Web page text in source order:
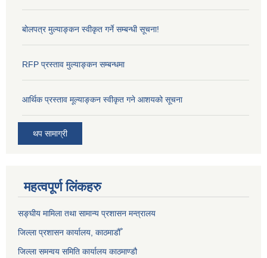
बोलपत्र मुल्याङ्कन स्वीकृत गर्ने सम्बन्धी सूचना!
RFP प्रस्ताव मुल्याङ्कन सम्बन्धमा
आर्थिक प्रस्ताव मूल्याङ्कन स्वीकृत गने आशयको सूचना
थप सामाग्री
महत्वपूर्ण लिंकहरु
सङ्‍घीय मामिला तथा सामान्य प्रशासन मन्त्रालय
जिल्ला प्रशासन कार्यालय, काठमाडौँ
जिल्ला समन्वय समिति कार्यालय काठमाण्ड‌ौ